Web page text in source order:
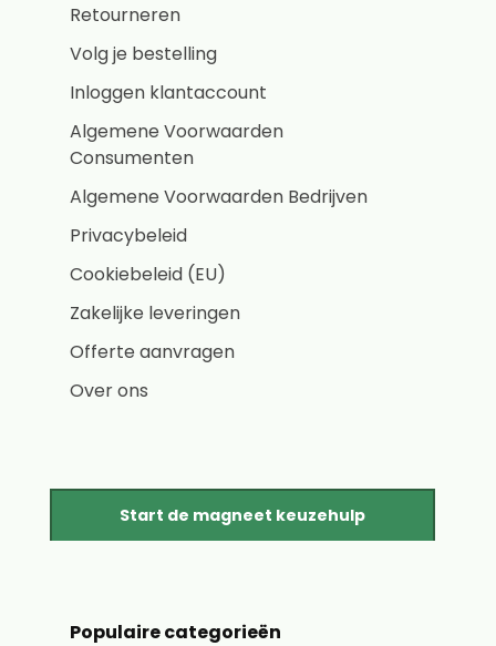
Retourneren
Volg je bestelling
Inloggen klantaccount
Algemene Voorwaarden
Consumenten
Algemene Voorwaarden Bedrijven
Privacybeleid
Cookiebeleid (EU)
Zakelijke leveringen
Offerte aanvragen
Over ons
Start de magneet keuzehulp
Populaire categorieën